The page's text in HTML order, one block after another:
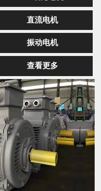
直流电机
振动电机
查看更多